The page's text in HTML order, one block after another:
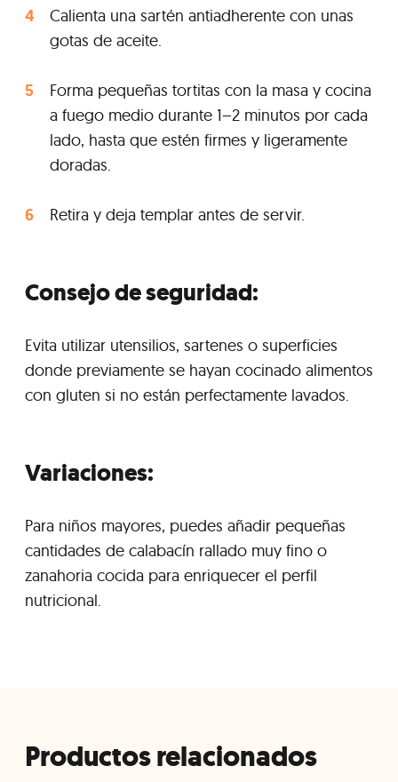
Calienta una sartén antiadherente con unas
gotas de aceite.
Forma pequeñas tortitas con la masa y cocina
a fuego medio durante 1–2 minutos por cada
lado, hasta que estén firmes y ligeramente
doradas.
Retira y deja templar antes de servir.
Consejo de seguridad:
Evita utilizar utensilios, sartenes o superficies
donde previamente se hayan cocinado alimentos
con gluten si no están perfectamente lavados.
Variaciones:
Para niños mayores, puedes añadir pequeñas
cantidades de calabacín rallado muy fino o
zanahoria cocida para enriquecer el perfil
nutricional.
Productos relacionados